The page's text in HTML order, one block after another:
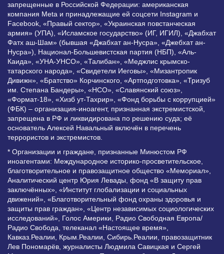
запрещенные в Российской Федерации: американская
компания Meta и принадлежащие ей соцсети Instagram и
Facebook, «Правый сектор», «Украинская повстанческая
армия» (УПА), «Исламское государство» (ИГ, ИГИЛ), «Джабхат
Фатх аш-Шам» (бывшая «Джабхат ан-Нусра», «Джебхат ан-
Нусра»), Национал-Большевистская партия (НБП), «Аль-
Каида», «УНА-УНСО», «Талибан», «Меджлис крымско-
татарского народа», «Свидетели Иеговы», «Мизантропик
Дивижн», «Братство» Корчинского, «Артподготовка», «Тризуб
им. Степана Бандеры», «НСО», «Славянский союз»,
«Формат-18», «Хизб ут-Тахрир», «Фонд борьбы с коррупцией»
(ФБК) – организация-иноагент, признанная экстремистской,
запрещена в РФ и ликвидирована по решению суда; её
основатель Алексей Навальный включён в перечень
террористов и экстремистов.
* Организации и граждане, признанные Минюстом РФ
иноагентами: Международное историко-просветительское,
благотворительное и правозащитное общество «Мемориал»,
Аналитический центр Юрия Левады, фонд «В защиту прав
заключённых», «Институт глобализации и социальных
движений», «Благотворительный фонд охраны здоровья и
защиты прав граждан», «Центр независимых социологических
исследований», Голос Америки, Радио Свободная Европа/
Радио Свобода, телеканал «Настоящее время»,
Кавказ.Реалии, Крым.Реалии, Сибирь.Реалии, правозащитник
Лев Пономарёв, журналисты Людмила Савицкая и Сергей